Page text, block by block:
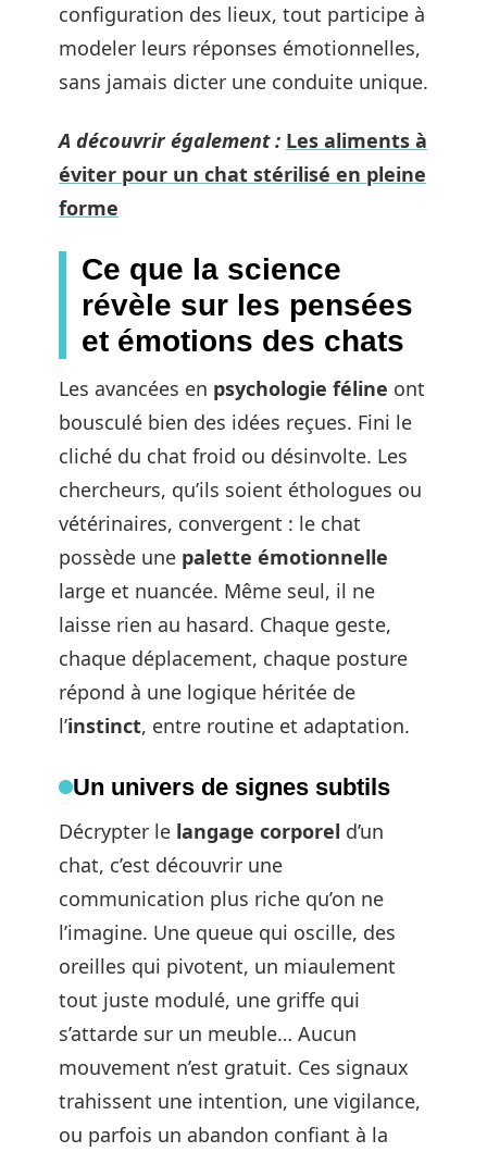
configuration des lieux, tout participe à
modeler leurs réponses émotionnelles,
sans jamais dicter une conduite unique.
A découvrir également : Les aliments à
éviter pour un chat stérilisé en pleine
forme
Ce que la science
révèle sur les pensées
et émotions des chats
Les avancées en psychologie féline ont
bousculé bien des idées reçues. Fini le
cliché du chat froid ou désinvolte. Les
chercheurs, qu’ils soient éthologues ou
vétérinaires, convergent : le chat
possède une palette émotionnelle
large et nuancée. Même seul, il ne
laisse rien au hasard. Chaque geste,
chaque déplacement, chaque posture
répond à une logique héritée de
l’instinct, entre routine et adaptation.
Un univers de signes subtils
Décrypter le langage corporel d’un
chat, c’est découvrir une
communication plus riche qu’on ne
l’imagine. Une queue qui oscille, des
oreilles qui pivotent, un miaulement
tout juste modulé, une griffe qui
s’attarde sur un meuble… Aucun
mouvement n’est gratuit. Ces signaux
trahissent une intention, une vigilance,
ou parfois un abandon confiant à la